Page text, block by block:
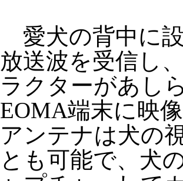
愛犬の背中に
放送波を受信し
ラクターがあし
EOMA端末に映
アンテナは犬の
とも可能で、犬